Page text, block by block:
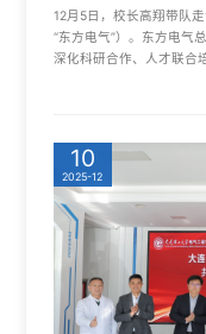
12月5日，校长高翔带队
“东方电气”）。东方电气
深化科研合作、人才联合
10
2025-12